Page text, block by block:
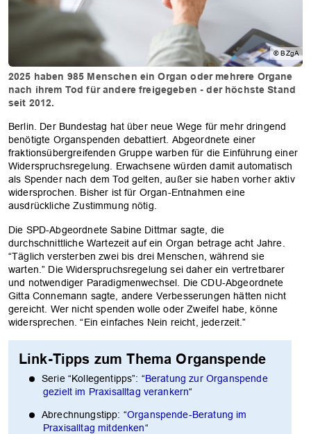
© BZgA
2025 haben 985 Menschen ein Organ oder mehrere Organe
nach ihrem Tod für andere freigegeben - der höchste Stand
seit 2012.
Berlin. Der Bundestag hat über neue Wege für mehr dringend
benötigte Organspenden debattiert. Abgeordnete einer
fraktionsübergreifenden Gruppe warben für die Einführung einer
Widerspruchsregelung. Erwachsene würden damit automatisch
als Spender nach dem Tod gelten, außer sie haben vorher aktiv
widersprochen. Bisher ist für Organ-Entnahmen eine
ausdrückliche Zustimmung nötig.
Die SPD-Abgeordnete Sabine Dittmar sagte, die
durchschnittliche Wartezeit auf ein Organ betrage acht Jahre.
“Täglich versterben zwei bis drei Menschen, während sie
warten.” Die Widerspruchsregelung sei daher ein vertretbarer
und notwendiger Paradigmenwechsel. Die CDU-Abgeordnete
Gitta Connemann sagte, andere Verbesserungen hätten nicht
gereicht. Wer nicht spenden wolle oder Zweifel habe, könne
widersprechen. “Ein einfaches Nein reicht, jederzeit.”
Link-Tipps zum Thema Organspende
Serie “Kollegentipps”: “Beratung zur Organspende
gezielt im Praxisalltag verankern“
Abrechnungstipp: “Organspende-Beratung im
Praxisalltag mitdenken“